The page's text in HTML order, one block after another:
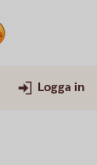
Logga in